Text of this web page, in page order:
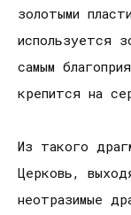
золотыми
используется
самым
крепится на
Из такого
Церковь,
неотразимые